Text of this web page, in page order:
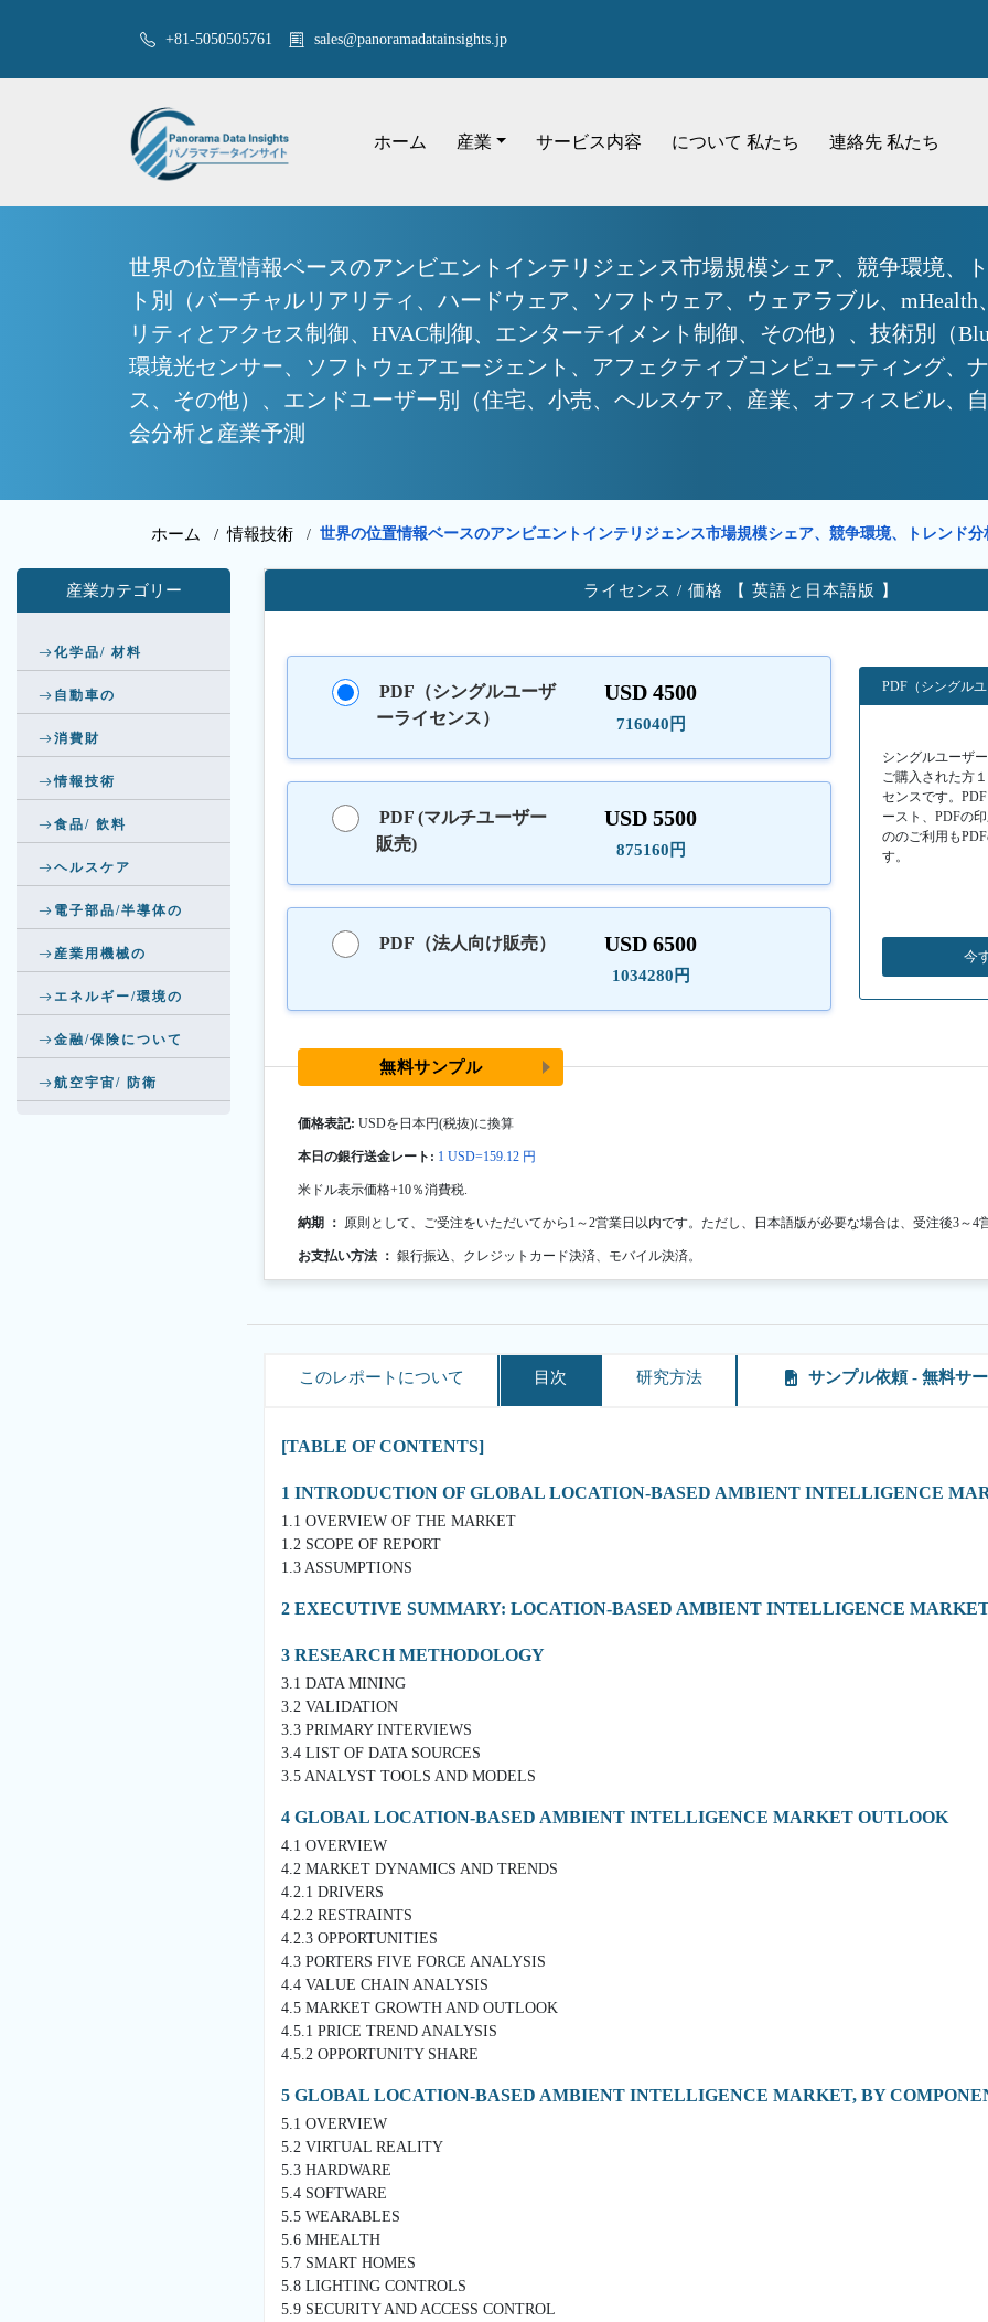
+81-5050505761 sales@panoramadatainsights.jp
ホーム 産業 サービス内容 について 私たち 連絡先 私たち
世界の位置情報ベースのアンビエントインテリジェンス市場規模シェア、競争環境、
ト別（バーチャルリアリティ、ハードウェア、ソフトウェア、ウェアラブル、
リティとアクセス制御、HVAC制御、エンターテイメント制御、その他）、技術別（
環境光センサー、ソフトウェアエージェント、アフェクティブコンピューティング、
ス、その他）、エンドユーザー別（住宅、小売、ヘルスケア、産業、オフィスビル、
会分析と産業予測
ホーム /情報技術 / 世界の位置情報ベースのアンビエントインテリジェンス市場規模シェア、競争環境、トレンド
産業カテゴリー
化学品/ 材料
自動車の
消費財
情報技術
食品/ 飲料
ヘルスケア
電子部品/半導体の
産業用機械の
エネルギー/環境の
金融/保険について
航空宇宙/ 防衛
ライセンス / 価格 【 英語と日本語版 】
PDF（シングルユーザ
ーライセンス）
USD 4500
716040円
PDF (マルチユーザー
販売)
USD 5500
875160円
PDF（法人向け販売） USD 6500
1034280円
PDF（シングル
シングルユーザ
ご購入された方
センスです。
ースト、PDFの
ののご利用も
す。
今
無料サンプル
価格表記: USDを日本円(税抜)に換算
本日の銀行送金レート: 1 USD=159.12 円
米ドル表示価格+10％消費税.
納期 ： 原則として、ご受注をいただいてから1～2営業日以内です。ただし、日本語版が必要な場合は、受注後3～4
お支払い方法 ： 銀行振込、クレジットカード決済、モバイル決済。
このレポートについて 目次 研究方法 サンプル依頼 - 無料サ
[TABLE OF CONTENTS]
1 INTRODUCTION OF GLOBAL LOCATION-BASED AMBIENT INTELLIGENCE
1.1 OVERVIEW OF THE MARKET
1.2 SCOPE OF REPORT
1.3 ASSUMPTIONS
2 EXECUTIVE SUMMARY: LOCATION-BASED AMBIENT INTELLIGENCE
3 RESEARCH METHODOLOGY
3.1 DATA MINING
3.2 VALIDATION
3.3 PRIMARY INTERVIEWS
3.4 LIST OF DATA SOURCES
3.5 ANALYST TOOLS AND MODELS
4 GLOBAL LOCATION-BASED AMBIENT INTELLIGENCE MARKET OUTLOOK
4.1 OVERVIEW
4.2 MARKET DYNAMICS AND TRENDS
4.2.1 DRIVERS
4.2.2 RESTRAINTS
4.2.3 OPPORTUNITIES
4.3 PORTERS FIVE FORCE ANALYSIS
4.4 VALUE CHAIN ANALYSIS
4.5 MARKET GROWTH AND OUTLOOK
4.5.1 PRICE TREND ANALYSIS
4.5.2 OPPORTUNITY SHARE
5 GLOBAL LOCATION-BASED AMBIENT INTELLIGENCE MARKET, BY
5.1 OVERVIEW
5.2 VIRTUAL REALITY
5.3 HARDWARE
5.4 SOFTWARE
5.5 WEARABLES
5.6 MHEALTH
5.7 SMART HOMES
5.8 LIGHTING CONTROLS
5.9 SECURITY AND ACCESS CONTROL